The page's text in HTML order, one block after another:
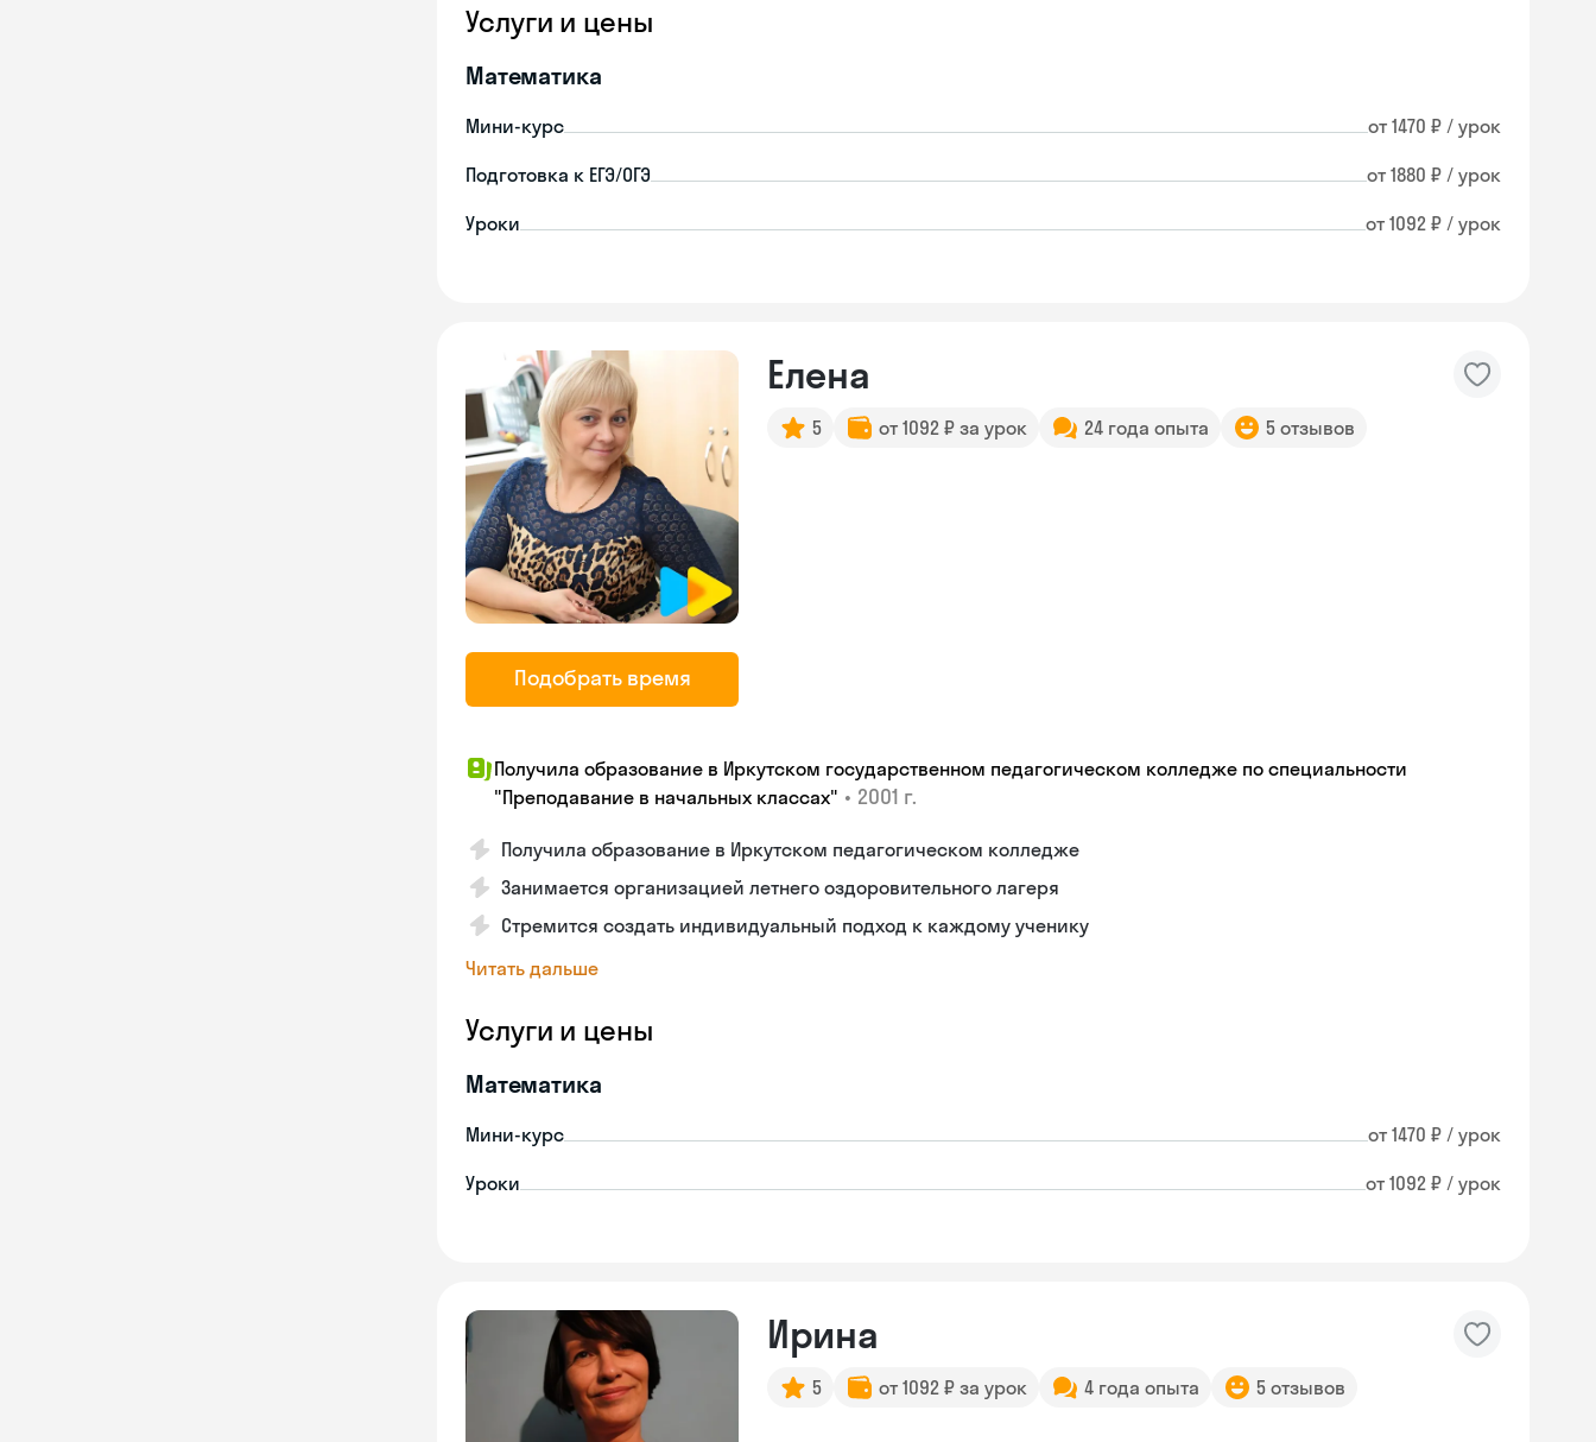
Услуги и цены
Математика
Мини-курс от 1470 ₽ / урок
Подготовка к ЕГЭ/ОГЭ от 1880 ₽ / урок
Уроки от 1092 ₽ / урок
Подобрать время
Елена
5 от 1092 ₽ за урок 24 года опыта 5 отзывов
Получила образование в Иркутском государственном педагогическом колледже по специальности
"Преподавание в начальных классах" • 2001 г.
Получила образование в Иркутском педагогическом колледже
Занимается организацией летнего оздоровительного лагеря
Стремится создать индивидуальный подход к каждому ученику
Читать дальше
Услуги и цены
Математика
Мини-курс от 1470 ₽ / урок
Уроки от 1092 ₽ / урок
Ирина
5 от 1092 ₽ за урок 4 года опыта 5 отзывов